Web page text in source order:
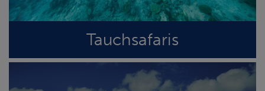
Tauchsafaris